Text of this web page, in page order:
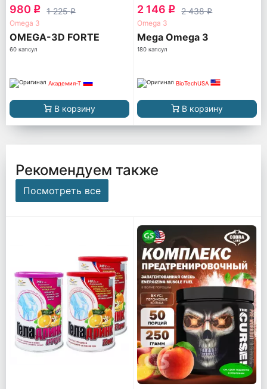
980 q 1 225q
Omega 3
OMEGA-3D FORTE
60 капсул
Академия-Т
В корзину
2 146 q 2 438q
Omega 3
Mega Omega 3
180 капсул
BioTechUSA
В корзину
Рекомендуем также
Посмотреть все